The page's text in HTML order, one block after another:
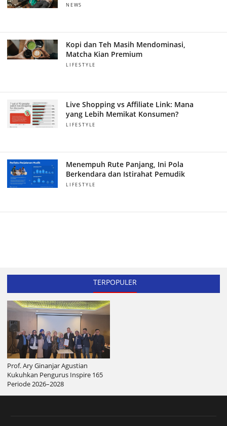
NEWS
Kopi dan Teh Masih Mendominasi,
Matcha Kian Premium
LIFESTYLE
Live Shopping vs Affiliate Link: Mana
yang Lebih Memikat Konsumen?
LIFESTYLE
Menempuh Rute Panjang, Ini Pola
Berkendara dan Istirahat Pemudik
LIFESTYLE
TERPOPULER
Prof. Ary Ginanjar Agustian
Kukuhkan Pengurus Inspire 165
Periode 2026–2028